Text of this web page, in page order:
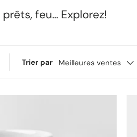
feu... Explorez!
Trier par Meilleures ventes